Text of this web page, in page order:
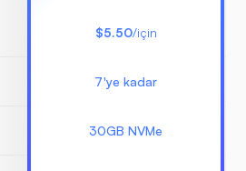
$5.50/için
7'ye kadar
30GB NVMe